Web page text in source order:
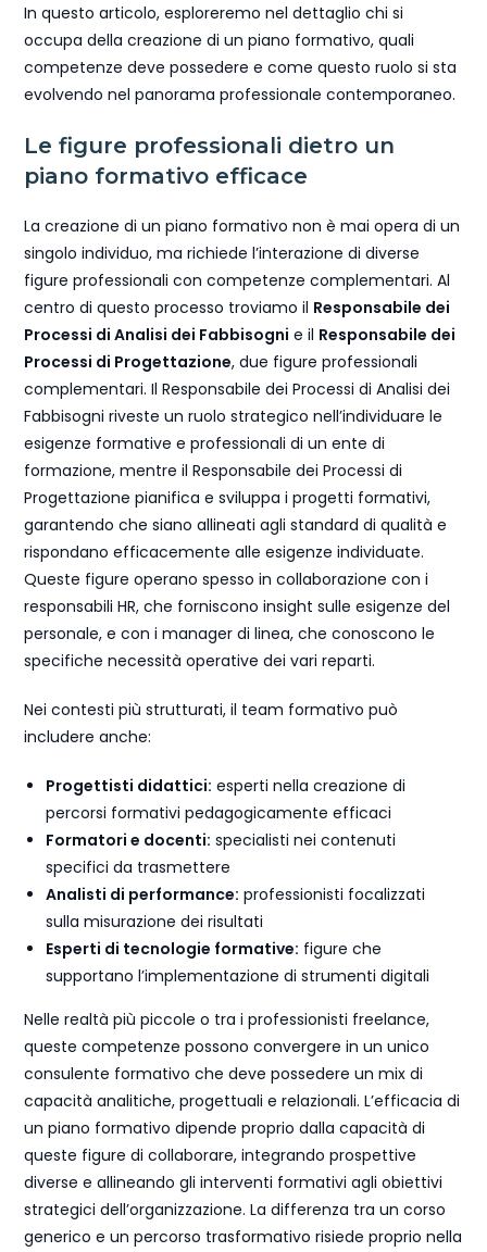
In questo articolo, esploreremo nel dettaglio chi si
occupa della creazione di un piano formativo, quali
competenze deve possedere e come questo ruolo si sta
evolvendo nel panorama professionale contemporaneo.
Le figure professionali dietro un
piano formativo efficace
La creazione di un piano formativo non è mai opera di un
singolo individuo, ma richiede l’interazione di diverse
figure professionali con competenze complementari. Al
centro di questo processo troviamo il Responsabile dei
Processi di Analisi dei Fabbisogni e il Responsabile dei
Processi di Progettazione, due figure professionali
complementari. Il Responsabile dei Processi di Analisi dei
Fabbisogni riveste un ruolo strategico nell’individuare le
esigenze formative e professionali di un ente di
formazione, mentre il Responsabile dei Processi di
Progettazione pianifica e sviluppa i progetti formativi,
garantendo che siano allineati agli standard di qualità e
rispondano efficacemente alle esigenze individuate.
Queste figure operano spesso in collaborazione con i
responsabili HR, che forniscono insight sulle esigenze del
personale, e con i manager di linea, che conoscono le
specifiche necessità operative dei vari reparti.
Nei contesti più strutturati, il team formativo può
includere anche:
Progettisti didattici: esperti nella creazione di
percorsi formativi pedagogicamente efficaci
Formatori e docenti: specialisti nei contenuti
specifici da trasmettere
Analisti di performance: professionisti focalizzati
sulla misurazione dei risultati
Esperti di tecnologie formative: figure che
supportano l’implementazione di strumenti digitali
Nelle realtà più piccole o tra i professionisti freelance,
queste competenze possono convergere in un unico
consulente formativo che deve possedere un mix di
capacità analitiche, progettuali e relazionali. L’efficacia di
un piano formativo dipende proprio dalla capacità di
queste figure di collaborare, integrando prospettive
diverse e allineando gli interventi formativi agli obiettivi
strategici dell’organizzazione. La differenza tra un corso
generico e un percorso trasformativo risiede proprio nella